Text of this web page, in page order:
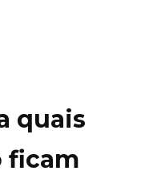
quais
ficam